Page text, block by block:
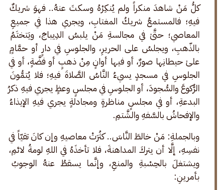
كلُّ مَنْ شاهدَ منكراً ولم يُنكِرْهُ وسكتَ عنهُ.. فهوَ شريكٌ
فيهِ؛ فالمستمعُ شريكُ المغتابِ، ويجري هذا في جميعِ
المعاصي؛ حتَّىٰ في مجالسةِ مَنْ يلبسُ الدِيباجَ، ويَتختَمُ
بالذّهبِ، ويجلسُ على الحريرِ، والجلوسِ في دارٍ أو حمَّامٍ
علىٰ حيطانِها صورٌ، أو فيها أوانٍ مِنْ ذهبٍ أو فضَّةٍ، أو في
الجلوسِ في مسجدٍ يسيءُ النَّاسُ الصَّلاةَ فيهِ؛ فلا يُتمُّونَ
الرُّكوعَ والسُّجودَ، أو الجلوسِ في مجلسٍ وعظٍ يجري فيهِ ذكرُ
البدعةِ، أو في مجلسٍ مناظرةٍ ومجادلةٍ يجري فيهِ الإيذاءُ
والإفحاشُ بالسَّفهِ والشَّتمِ.
وبالجملةِ: مَنْ خالطَ النَّاسَ.. كثُرَتْ معاصيهِ وإن كانَ تقيّاً في
نفسِهِ، إلَّا أن يتركَ المداهنةَ، فلا تأخذَهُ في اللهِ لومةُ لائمِ،
ويشتغلَ بالحِسْبةِ والمنعِ، وإنَّما يسقطُ عنهُ الوجوبُ
بأمرينِ: